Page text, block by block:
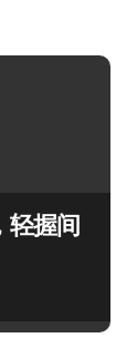
轻握间